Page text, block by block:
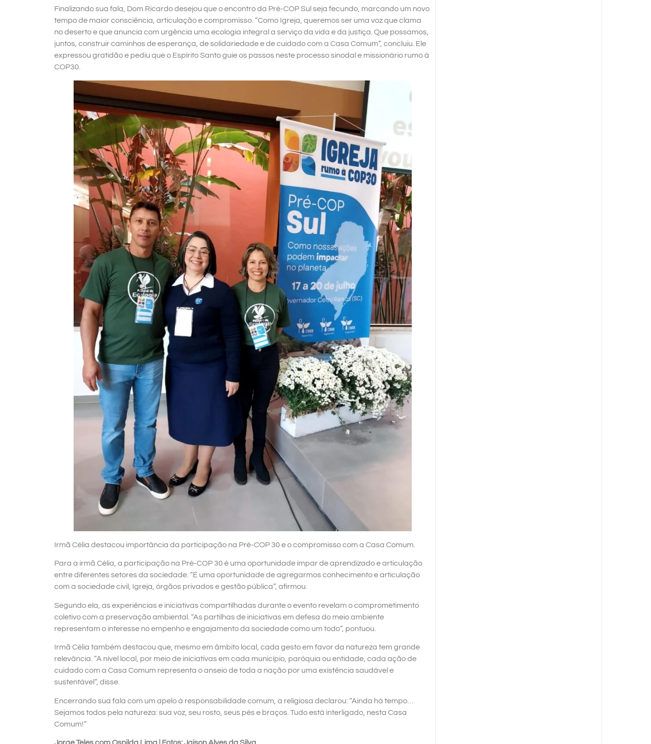
Finalizando sua fala, Dom Ricardo desejou que o encontro da Pré-COP Sul seja fecundo, marcando um novo
tempo de maior consciência, articulação e compromisso. “Como Igreja, queremos ser uma voz que clama
no deserto e que anuncia com urgência uma ecologia integral a serviço da vida e da justiça. Que possamos,
juntos, construir caminhos de esperança, de solidariedade e de cuidado com a Casa Comum”, concluiu. Ele
expressou gratidão e pediu que o Espírito Santo guie os passos neste processo sinodal e missionário rumo à
COP30.
Irmã Célia destacou importância da participação na Pré-COP 30 e o compromisso com a Casa Comum.
Para a irmã Célia, a participação na Pré-COP 30 é uma oportunidade ímpar de aprendizado e articulação
entre diferentes setores da sociedade. “É uma oportunidade de agregarmos conhecimento e articulação
com a sociedade civil, Igreja, órgãos privados e gestão pública”, afirmou.
Segundo ela, as experiências e iniciativas compartilhadas durante o evento revelam o comprometimento
coletivo com a preservação ambiental. “As partilhas de iniciativas em defesa do meio ambiente
representam o interesse no empenho e engajamento da sociedade como um todo”, pontuou.
Irmã Célia também destacou que, mesmo em âmbito local, cada gesto em favor da natureza tem grande
relevância. “A nível local, por meio de iniciativas em cada município, paróquia ou entidade, cada ação de
cuidado com a Casa Comum representa o anseio de toda a nação por uma existência saudável e
sustentável”, disse.
Encerrando sua fala com um apelo à responsabilidade comum, a religiosa declarou: “Ainda há tempo…
Sejamos todos pela natureza: sua voz, seu rosto, seus pés e braços. Tudo está interligado, nesta Casa
Comum!”